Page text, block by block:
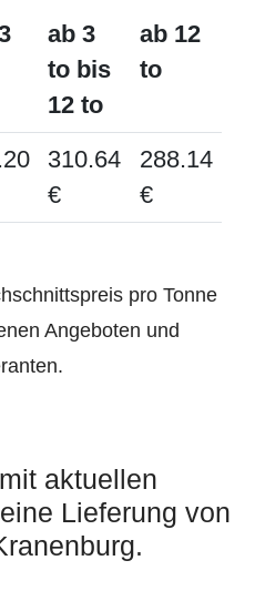
ab 3
to bis
12 to
ab 12
to
310.64
€
288.14
€
pro Tonne
Angeboten und
aktuellen
Lieferung von